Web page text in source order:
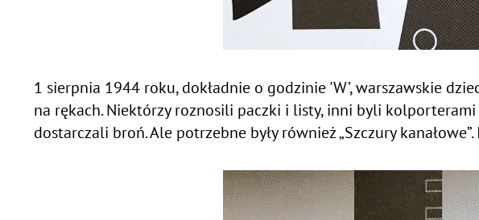
1 sierpnia 1944 roku, dokładnie o godzinie 'W’, warszawskie
na rękach. Niektórzy roznosili paczki i listy, inni byli
dostarczali broń. Ale potrzebne były również „Szczury